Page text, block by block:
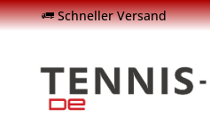
Schneller Versand